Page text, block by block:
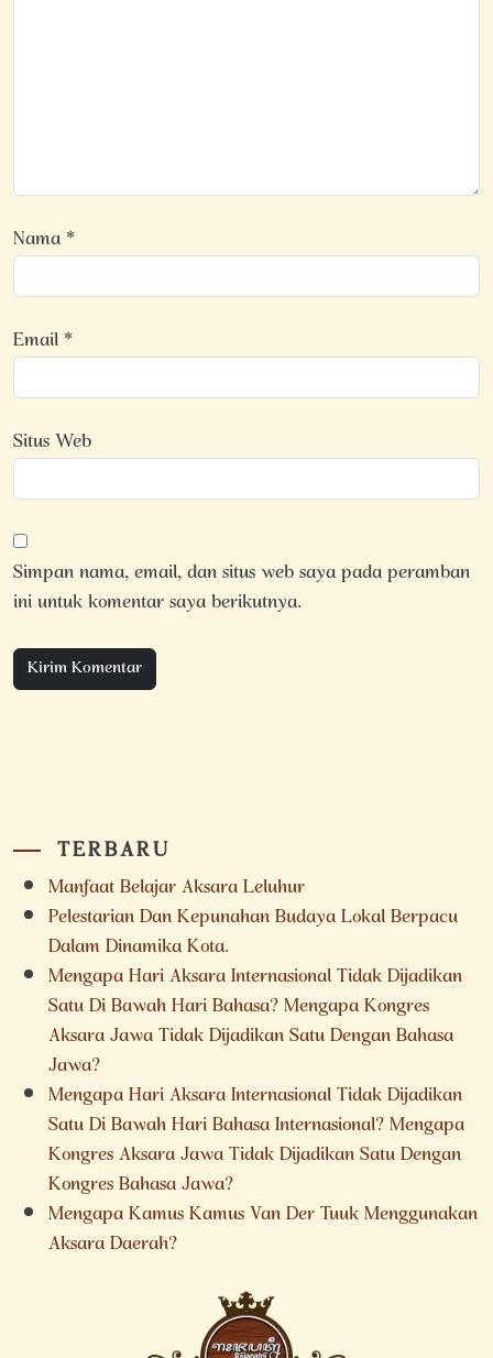
Nama*
Email*
Situs Web
Simpan nama, email, dan situs web saya pada peramban
ini untuk komentar saya berikutnya.
TERBARU
Manfaat Belajar Aksara Leluhur
Pelestarian Dan Kepunahan Budaya Lokal Berpacu
Dalam Dinamika Kota.
Mengapa Hari Aksara Internasional Tidak Dijadikan
Satu Di Bawah Hari Bahasa? Mengapa Kongres
Aksara Jawa Tidak Dijadikan Satu Dengan Bahasa
Jawa?
Mengapa Hari Aksara Internasional Tidak Dijadikan
Satu Di Bawah Hari Bahasa Internasional? Mengapa
Kongres Aksara Jawa Tidak Dijadikan Satu Dengan
Kongres Bahasa Jawa?
Mengapa Kamus Kamus Van Der Tuuk Menggunakan
Aksara Daerah?